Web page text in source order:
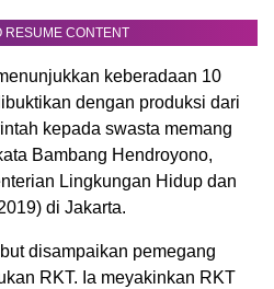
RESUME CONTENT
keberadaan 10
dengan produksi dari
kepada swasta memang
Bambang Hendroyono,
Lingkungan Hidup dan
di Jakarta.
disampaikan pemegang
RKT. Ia meyakinkan RKT